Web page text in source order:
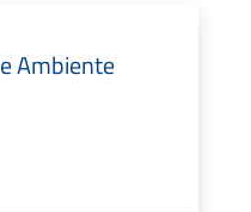
Ambiente